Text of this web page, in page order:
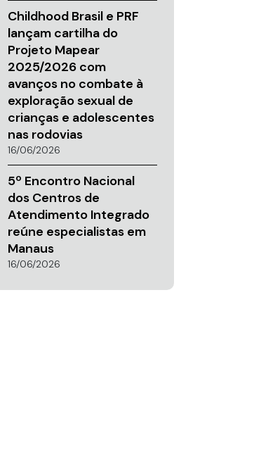
Childhood Brasil e PRF
lançam cartilha do
Projeto Mapear
2025/2026 com
avanços no combate à
exploração sexual de
crianças e adolescentes
nas rodovias
16/06/2026
5º Encontro Nacional
dos Centros de
Atendimento Integrado
reúne especialistas em
Manaus
16/06/2026